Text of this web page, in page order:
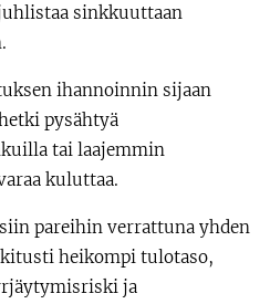
sinkkuuttaan
ihannoinnin sijaan
pysähtyä
tai laajemmin
kuluttaa.
pareihin verrattuna yhden
heikompi tulotaso,
ja